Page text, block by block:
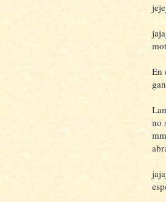
En
no